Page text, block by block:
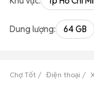
Dung lượng: 64 GB
Chợ Tốt Điện thoại